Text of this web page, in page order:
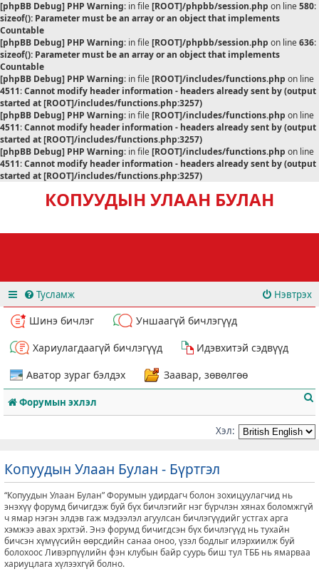
[phpBB Debug] PHP Warning: in file[ROOT]/phpbb/session.php on line580:
sizeof(): Parameter must be an array or an object that implements
Countable
[phpBB Debug] PHP Warning: in file[ROOT]/phpbb/session.php on line636:
sizeof(): Parameter must be an array or an object that implements
Countable
[phpBB Debug] PHP Warning: in file[ROOT]/includes/functions.php on line
4511:Cannot modify header information - headers already sent by (output
started at [ROOT]/includes/functions.php:3257)
[phpBB Debug] PHP Warning: in file[ROOT]/includes/functions.php on line
4511:Cannot modify header information - headers already sent by (output
started at [ROOT]/includes/functions.php:3257)
[phpBB Debug] PHP Warning: in file[ROOT]/includes/functions.php on line
4511:Cannot modify header information - headers already sent by (output
started at [ROOT]/includes/functions.php:3257)
КОПУУДЫН УЛААН БУЛАН
Тусламж Нэвтрэх
Шинэ бичлэг
Уншаагүй бичлэгүүд
Хариулагдаагүй бичлэгүүд
Идэвхитэй сэдвүүд
Аватор зураг бэлдэх
Заавар, зөвөлгөө
Форумын эхлэл
а
Хэл:
Копуудын Улаан Булан - Бүртгэл
“Копуудын Улаан Булан” Форумын удирдагч болон зохицуулагчид нь
энэхүү форумд бичигдэж буй бүх бичлэгийг нэг бүрчлэн хянах боломжгүй
ч ямар нэгэн элдэв гаж мэдээлэл агуулсан бичлэгүүдийг устгах арга
хэмжээ авах эрхтэй. Энэ форумд бичигдсэн бүх бичлэгүүд нь тухайн
бичсэн хүмүүсийн өөрсдийн санаа оноо, үзэл бодлыг илэрхиилж буй
болохоос Ливэрпүүлийн фэн клубын байр суурь биш тул ТББ нь ямарваа
хариуцлага хүлээхгүй болно.